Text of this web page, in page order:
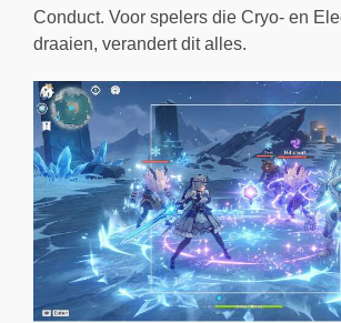
Conduct. Voor spelers die Cryo- en
draaien, verandert dit alles.